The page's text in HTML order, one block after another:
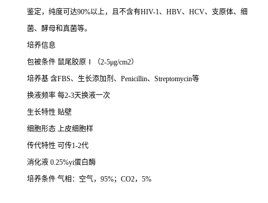
鉴定，纯度可达90%以上，且不含有HIV-1、HBV、HCV、支原体、细
菌、酵母和真菌等。
培养信息
包被条件 鼠尾胶原 Ⅰ（2-5μg/cm2）
培养基 含FBS、生长添加剂、Penicillin、Streptomycin等
换液频率 每2-3天换液一次
生长特性 贴壁
细胞形态 上皮细胞样
传代特性 可传1-2代
消化液 0.25%yi蛋白酶
培养条件 气相：空气， 95%；CO2，5%